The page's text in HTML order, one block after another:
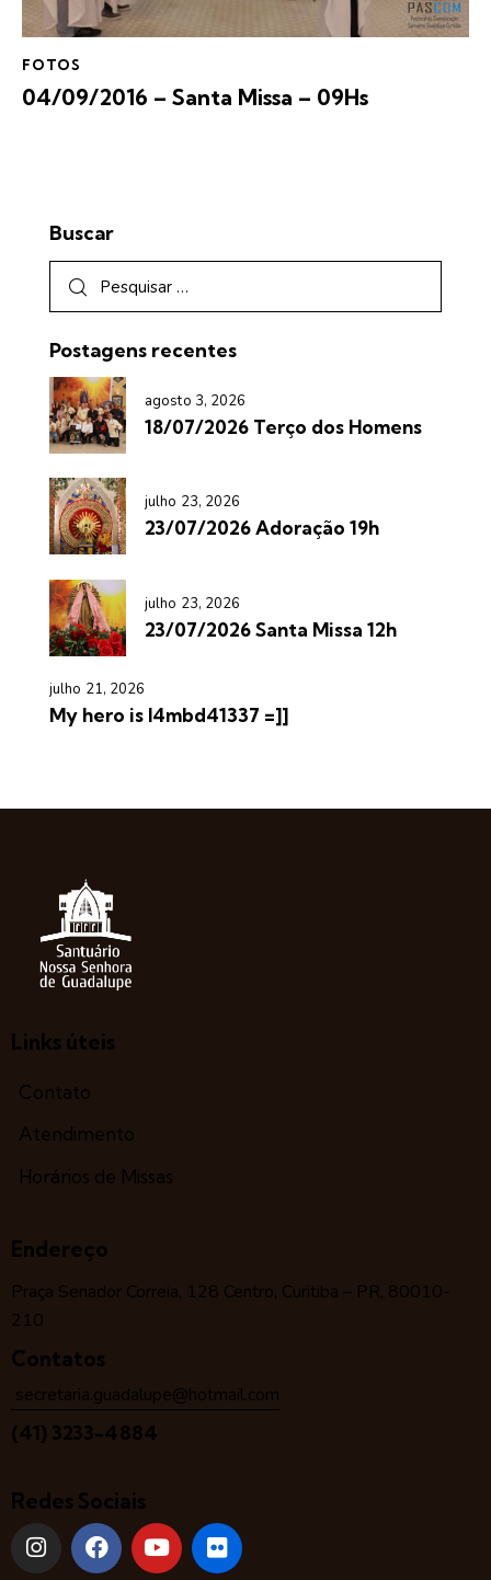
FOTOS
04/09/2016 – Santa Missa – 09Hs
Buscar
Postagens recentes
agosto 3, 2026
18/07/2026 Terço dos Homens
julho 23, 2026
23/07/2026 Adoração 19h
julho 23, 2026
23/07/2026 Santa Missa 12h
julho 21, 2026
My hero is l4mbd41337 =]]
Links úteis
Contato
Atendimento
Horários de Missas
Endereço
Praça Senador Correia, 128 Centro, Curitiba – PR, 80010-
210
Contatos
secretaria.guadalupe@hotmail.com
(41) 3233-4884
Redes Sociais